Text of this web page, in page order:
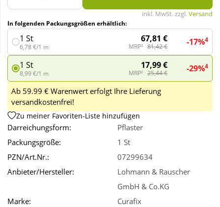
Wellness
inkl. MwSt. zzgl.Versand
In folgenden Packungsgrößen erhältlich:
1 St
6,78 €/1 m
67,81 €
MRP² 81,42 € -17%4
1 St
8,99 €/1 m
17,99 €
MRP² 25,44 € -29%4
Ab 59.99 € Warenwert erfolgt Ihre Lieferung
versandkostenfrei!
Zu meiner Favoriten-Liste hinzufügen
Darreichungsform:
Pflaster
Packungsgröße:
1 St
PZN/Art.Nr.:
07299634
Anbieter/Hersteller:
Lohmann & Rauscher
GmbH & Co.KG
Marke:
Curafix